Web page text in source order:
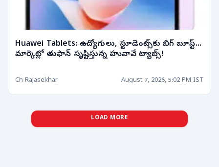
Huawei Tablets: ఉద్యోగులు, స్టూడెంట్స్‌కు బిగ్ బూస్ట్...
మార్కెట్లో తుఫాన్ సృష్టిస్తున్న హువావే ట్యాబ్స్!
Ch Rajasekhar August 7, 2026, 5:02 PM IST
LOAD MORE